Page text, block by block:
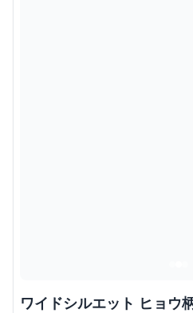
ワイドシルエット ヒョウ